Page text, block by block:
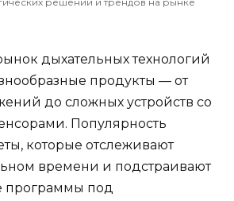
дыхательных технологий
продукты — от
до сложных устройств со
Популярность
которые отслеживают
времени и подстраивают
программы под